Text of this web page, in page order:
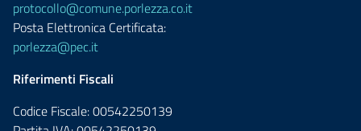
protocollo@comune.porlezza.co.it
Posta Elettronica Certificata:
porlezza@pec.it
Riferimenti Fiscali
Codice Fiscale: 00542250139